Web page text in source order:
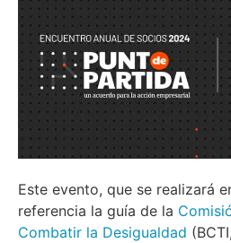
Este evento, que se realizará
referencia la guía de la
Combatir la Desigualdad